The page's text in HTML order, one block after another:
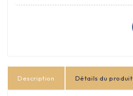
Description Détails du produit